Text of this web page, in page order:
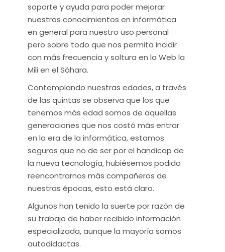
soporte y ayuda para poder mejorar
nuestros conocimientos en informática
en general para nuestro uso personal
pero sobre todo que nos permita incidir
con más frecuencia y soltura en la Web la
Mili en el Sáhara.
Contemplando nuestras edades, a través
de las quintas se observa que los que
tenemos más edad somos de aquellas
generaciones que nos costó más entrar
en la era de la informática, estamos
seguros que no de ser por el handicap de
la nueva tecnología, hubiésemos podido
reencontrarnos más compañeros de
nuestras épocas, esto está claro.
Algunos han tenido la suerte por razón de
su trabajo de haber recibido información
especializada, aunque la mayoría somos
autodidactas.